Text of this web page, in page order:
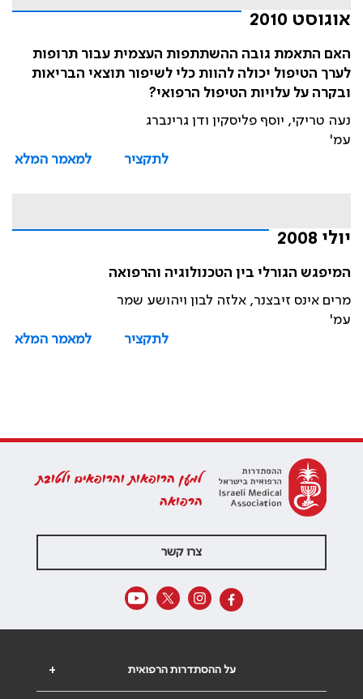
אוגוסט 2010
האם התאמת גובה ההשתתפות העצמית עבור תרופות
לערך הטיפול יכולה להוות כלי לשיפור תוצאי הבריאות
ובקרה על עלויות הטיפול הרפואי?
נעה טריקי, יוסף פליסקין ודן גרינברג
עמ'
לתקציר
למאמר המלא
יולי 2008
המיפגש הגורלי בין הטכנולוגיה והרפואה
מרים אינס זיבצנר, אלזה לבון ויהושע שמר
עמ'
לתקציר
למאמר המלא
למען הרופאות והרופאים ולטובת
הרפואה
צרו קשר
+ על ההסתדרות הרפואית